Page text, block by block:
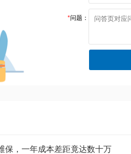
*问题：
保，一年成本差距竟达数十万